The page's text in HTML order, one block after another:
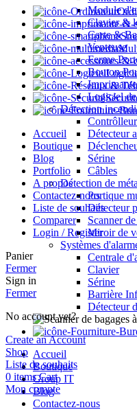
Module
Clavier &
Carte &
Venteuse
Ferme
Bouton
Logiciel
Détection
Détecteur
Sérine
Câbles
Détection de
Portique
Détecteur
Scanner
Miroir de
Systèmes
Centrale
Clavier
Sérine
Barrière
Détecteur
Accueil
Boutique
Group IT
Blog
Contactez-nous
Accueil
Boutique
Blog
Portfolio
A propos
Contactez-nous
Liste de souhaits
Comparer
Login / Register
Panier
Fermer
Sign in
Fermer
No account yet?
Create an Account
Shop
Liste de souhaits
0 items Cart
Mon compte